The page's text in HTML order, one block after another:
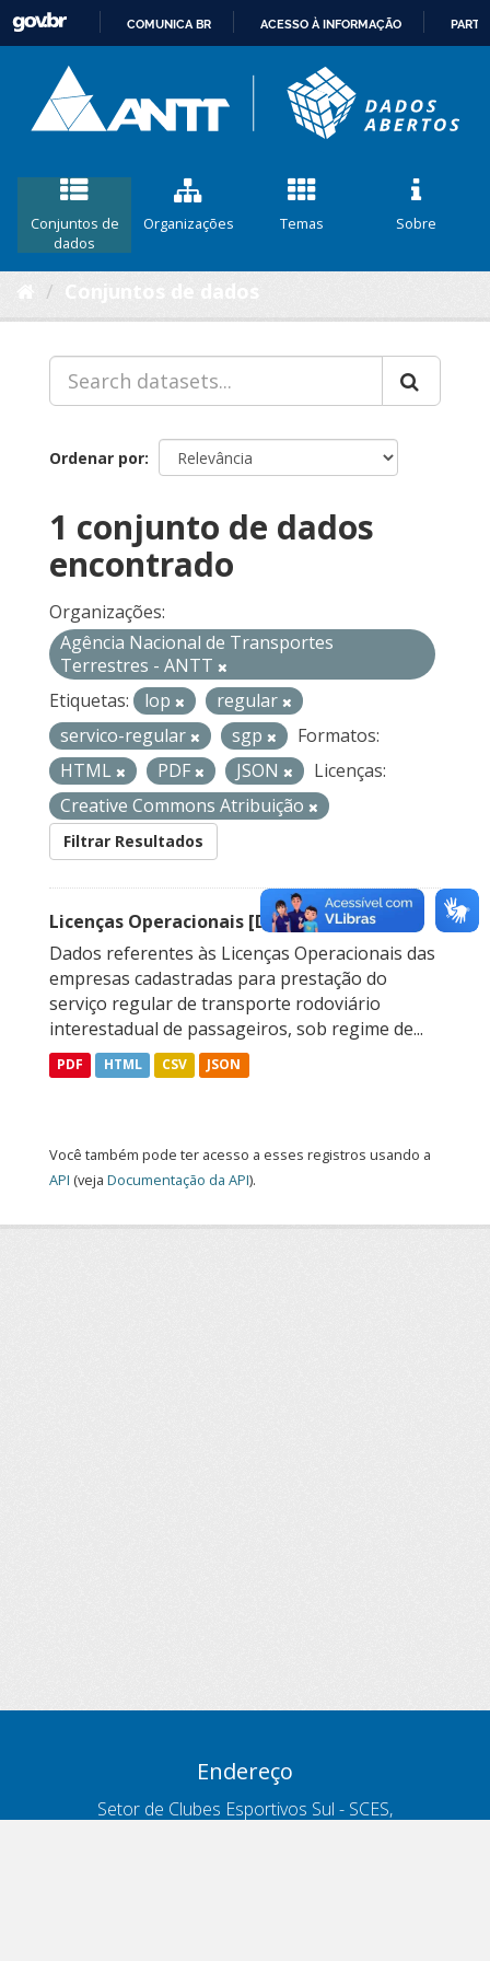
CONTEÚDO
COMUNICA BR ACESSO À INFORMAÇÃO
Conjuntos de
dados
Organizações Temas Sobre
Ordenar por
1 conjunto de dados
encontrado
Organizações:
Agência Nacional de Transportes
Terrestres - ANTT
Etiquetas:
lop
regular
servico-regular
sgp
Formatos:
HTML
PDF JSON
Licenças:
Creative Commons Atribuição
Filtrar Resultados
Licenças Operacionais [Descontinuado]
Dados referentes às Licenças Operacionais das
empresas cadastradas para prestação do
serviço regular de transporte rodoviário
interestadual de passageiros, sob regime de...
PDF HTML CSV JSON
Você também pode ter acesso a esses registros usando a
API (veja Documentação da API).
Endereço
Setor de Clubes Esportivos Sul - SCES,